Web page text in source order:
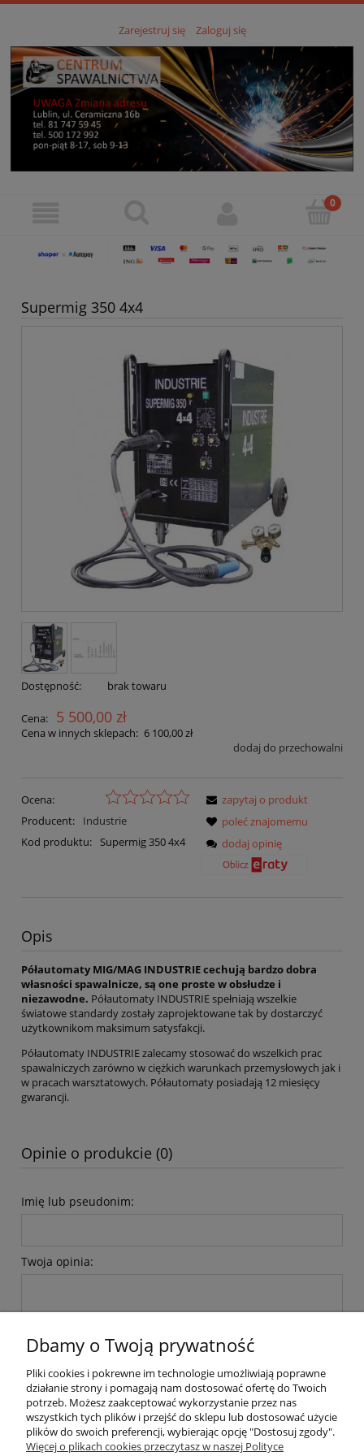
Zarejestruj się Zaloguj się
Supermig 350 4x4
Dostępność: brak towaru
Cena: 5 500,00 zł
Cena w innych sklepach: 6 100,00 zł
dodaj do przechowalni
Ocena:
Producent:
Industrie
Kod produktu:
Supermig 350 4x4
zapytaj o produkt
poleć znajomemu
dodaj opinię
Opis
Półautomaty MIG/MAG INDUSTRIE cechują bardzo dobra
własności spawalnicze, są one proste w obsłudze i
niezawodne. Półautomaty INDUSTRIE spełniają wszelkie
światowe standardy zostały zaprojektowane tak by dostarczyć
użytkownikom maksimum satysfakcji.
Półautomaty INDUSTRIE zalecamy stosować do wszelkich prac
spawalniczych zarówno w ciężkich warunkach przemysłowych jak i
w pracach warsztatowych. Półautomaty posiadają 12 miesięcy
gwarancji.
Opinie o produkcie (0)
Imię lub pseudonim:
Twoja opinia:
wyślij
Pomoc
Dbamy o Twoją prywatność
Pliki cookies i pokrewne im technologie umożliwiają poprawne
działanie strony i pomagają nam dostosować ofertę do Twoich
potrzeb. Możesz zaakceptować wykorzystanie przez nas
wszystkich tych plików i przejść do sklepu lub dostosować użycie
plików do swoich preferencji, wybierając opcję "Dostosuj zgody".
Więcej o plikach cookies przeczytasz w naszej Polityce